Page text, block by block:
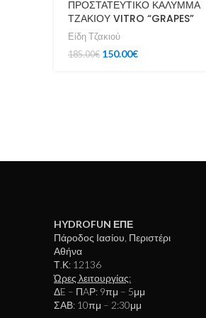
ΠΡΟΣΤΑΤΕΥΤΙΚΟ ΚΑΛΥΜΜΑ
ΤΖΑΚΙΟΥ VITRO “GRAPES”
Είδη Τζακιού
185.00€ 150.00€
HYDROFUN ΕΠΕ
Πάροδος Ιασίου, Περιστέρι
Αθήνα
Τ.Κ: 12136
Ώρες λειτουργίας:
ΔE – ΠAΡ: 9πμ – 5μμ
ΣΑΒ: 10πμ – 2:30μμ